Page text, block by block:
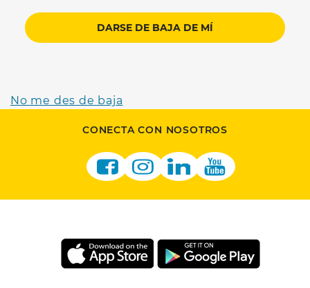
DARSE DE BAJA DE MÍ
No me des de baja
CONECTA CON NOSOTROS